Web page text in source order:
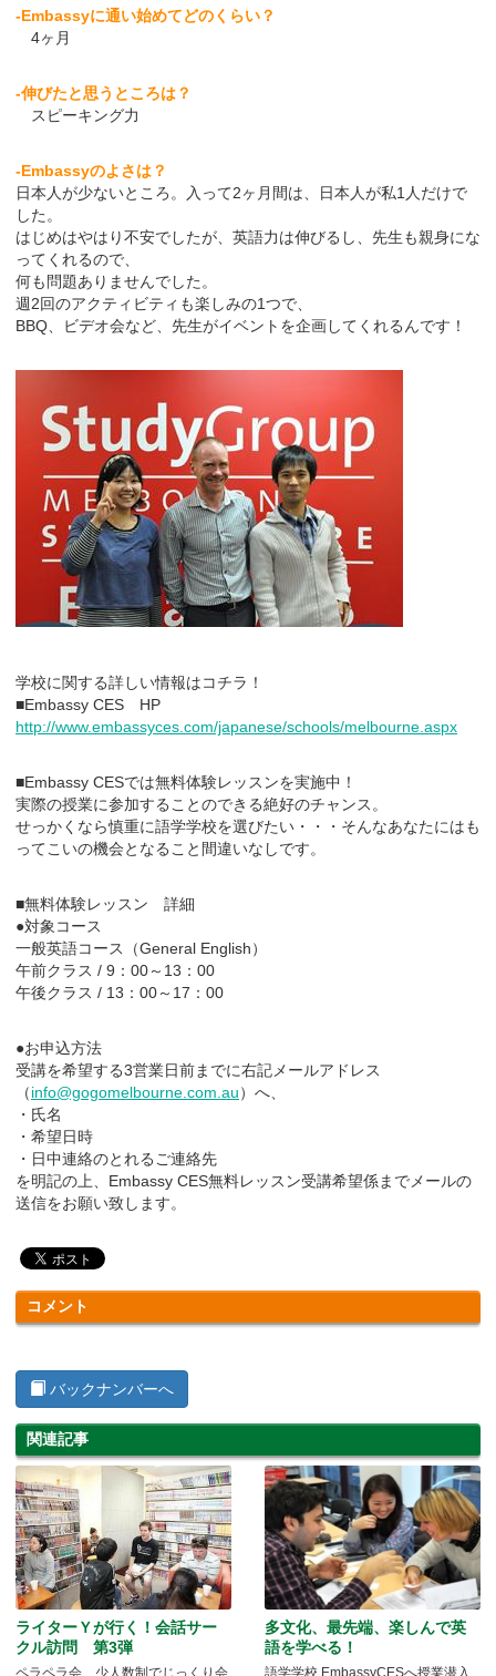
-Embassyに通い始めてどのくらい？
4ヶ月
-伸びたと思うところは？
スピーキング力
-Embassyのよさは？
日本人が少ないところ。入って2ヶ月間は、日本人が私1人だけで
した。
はじめはやはり不安でしたが、英語力は伸びるし、先生も親身にな
ってくれるので、
何も問題ありませんでした。
週2回のアクティビティも楽しみの1つで、
BBQ、ビデオ会など、先生がイベントを企画してくれるんです！
学校に関する詳しい情報はコチラ！
■Embassy CES HP
http://www.embassyces.com/japanese/schools/melbourne.aspx
■Embassy CESでは無料体験レッスンを実施中！
実際の授業に参加することのできる絶好のチャンス。
せっかくなら慎重に語学学校を選びたい・・・そんなあなたにはも
ってこいの機会となること間違いなしです。
■無料体験レッスン 詳細
●対象コース
一般英語コース（General English）
午前クラス / 9：00～13：00
午後クラス / 13：00～17：00
●お申込方法
受講を希望する3営業日前までに右記メールアドレス
（info@gogomelbourne.com.au）へ、
・氏名
・希望日時
・日中連絡のとれるご連絡先
を明記の上、Embassy CES無料レッスン受講希望係までメールの
送信をお願い致します。
コメント
バックナンバーへ
関連記事
ライターＹが行く！会話サー
クル訪問 第3弾
ペラペラ会 少人数制でじっくり会
多文化、最先端、楽しんで英
語を学べる！
語学学校 EmbassyCESへ授業潜入